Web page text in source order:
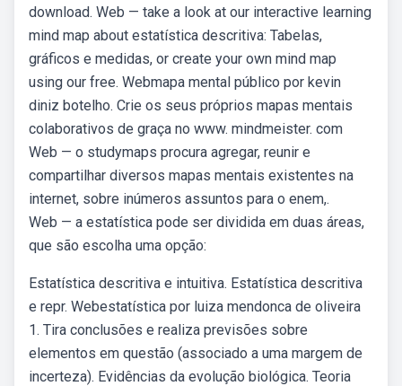
download. Web — take a look at our interactive learning
mind map about estatística descritiva: Tabelas,
gráficos e medidas, or create your own mind map
using our free. Webmapa mental público por kevin
diniz botelho. Crie os seus próprios mapas mentais
colaborativos de graça no www. mindmeister. com
Web — o studymaps procura agregar, reunir e
compartilhar diversos mapas mentais existentes na
internet, sobre inúmeros assuntos para o enem,.
Web — a estatística pode ser dividida em duas áreas,
que são escolha uma opção:
Estatística descritiva e intuitiva. Estatística descritiva
e repr. Webestatística por luiza mendonca de oliveira
1. Tira conclusões e realiza previsões sobre
elementos em questão (associado a uma margem de
incerteza). Evidências da evolução biológica. Teoria